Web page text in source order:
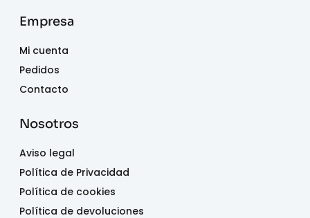
Empresa
Mi cuenta
Pedidos
Contacto
Nosotros
Aviso legal
Política de Privacidad
Política de cookies
Política de devoluciones